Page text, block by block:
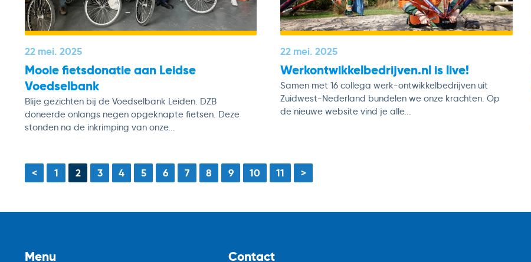
22 mei. 2025
Mooie fietsdonatie aan Leidse
Voedselbank
Blije gezichten bij de Voedselbank Leiden. DZB
doneerde onlangs negen opgeknapte fietsen. Deze
stonden na de inkrimping van onze...
22 mei. 2025
Werkontwikkelbedrijven.nl is live!
Samen met 16 collega werk-ontwikkelbedrijven uit
Zuidwest-Nederland bundelen we onze krachten. Op
de nieuwe website vind je alle...
< 1 2 3 4 5 6 7 8 9 10 11 >
Menu Contact